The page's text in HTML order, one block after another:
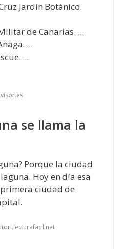
Jardín Botánico.
de Canarias. ...
...
...
se llama la
Porque la ciudad
Hoy en día esa
ciudad de